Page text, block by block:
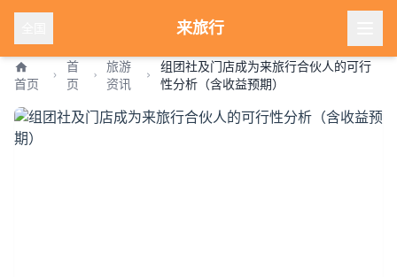
来旅行
首页
首
页
旅游
资讯
组团社及门店成为来旅行合伙人的可行
性分析（含收益预期）